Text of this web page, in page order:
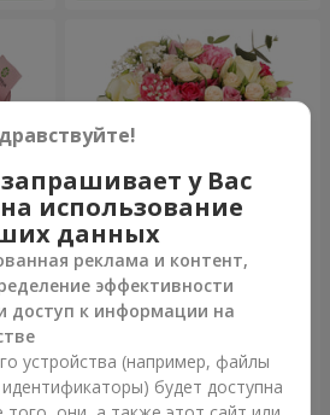
Цветы в коробке
"Помпадур"
Заказать
у Вас
использование
данных
реклама и контент,
эффективности
доступ к информации на
устройства (например, файлы
будет доступна